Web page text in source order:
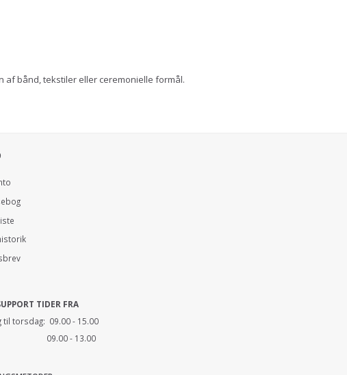
bånd, tekstiler eller ceremonielle formål.
TIDER FRA
torsdag: 09.00 - 15.00
09.00 - 13.00